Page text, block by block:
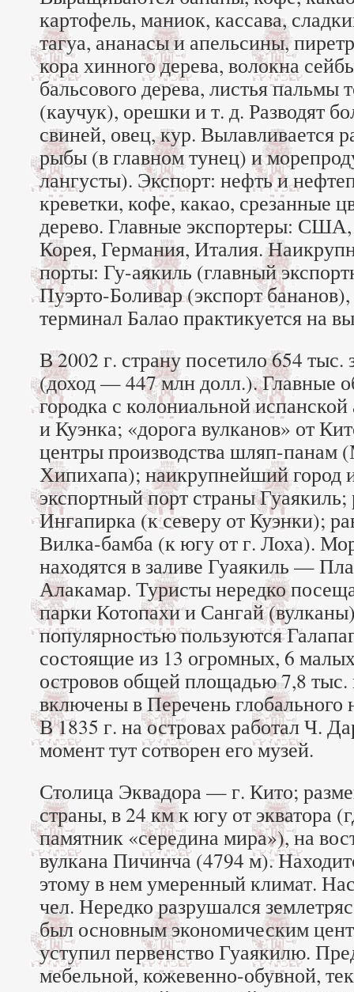
картофель, маниок, кассава,
тагуа, ананасы и апельсины,
кора хинного дерева, волокна
бальсового дерева, листья пальмы
(каучук), орешки и т. д. Разводят
свиней, овец, кур. Вылавливается
рыбы (в главном тунец) и
лангусты). Экспорт: нефть и
креветки, кофе, какао, срезанные
дерево. Главные экспортеры:
Корея, Германия, Италия.
порты: Гу-аякиль (главный
Пуэрто-Боливар (экспорт
терминал Балао практикуется на
В 2002 г. страну посетило 654
(доход — 447 млн долл.). Главные
городка с колониальной
и Куэнка; «дорога вулканов» от
центры производства шляп-панам
Хипихапа); наикрупнейший город
экспортный порт страны
Ингапирка (к северу от Куэнки);
Вилка-бамба (к югу от г. Лоха).
находятся в заливе Гуаякиль —
Алакамар. Туристы нередко
парки Котопахи и Сангай
популярностью пользуются
состоящие из 13 огромных, 6
островов общей площадью 7,8 тыс.
включены в Перечень
В 1835 г. на островах работал Ч.
момент тут сотворен его музей.
Столица Эквадора — г. Кито;
страны, в 24 км к югу от экватора
памятник «середина мира»), на
вулкана Пичинча (4794 м).
этому в нем умеренный климат.
чел. Нередко разрушался
был основным экономическим
уступил первенство Гуаякилю.
мебельной, кожевенно-обувной,